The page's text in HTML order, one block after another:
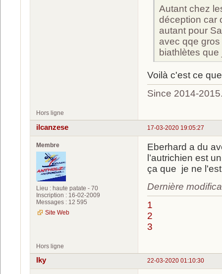
Autant chez
déception car
autant pour
avec qqe
biathlètes que
Voilà c'est ce
Since 2014-
Hors ligne
17-03-2020 19:05:27
ilcanzese
Membre
Lieu : haute patate - 70
Inscription : 16-02-2009
Messages : 12 595
Site Web
Eberhard a du
l’autrichien est
ça que je ne
Dernière
1
2
3
Hors ligne
22-03-2020 01:10:30
Iky